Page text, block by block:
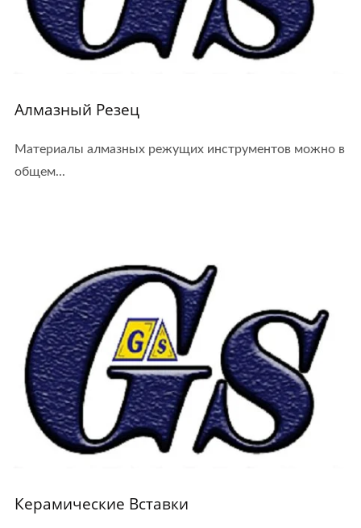
Алмазный Резец
Материалы алмазных режущих инструментов можно в
общем...
Керамические Вставки